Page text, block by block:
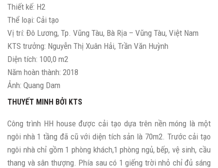
Thiết kế: H2
Thể loại: Cải tạo
Vị trí: Đô Lương, Tp. Vũng Tàu, Bà Rịa – Vũng Tàu, Việt Nam
KTS trưởng: Nguyễn Thị Xuân Hải, Trần Văn Huỳnh
Diện tích: 100,0 m2
Năm hoàn thành: 2018
Ảnh: Quang Dam
THUYẾT MINH BỞI KTS
Công trình HH house được cải tạo dựa trên nền móng là một
ngôi nhà 1 tầng đã cũ với diện tích sản là 70m2. Trước cải tạo
ngôi nhà chỉ gồm 1 phòng khách,1 phòng ngủ, bếp, vệ sinh, cầu
thang và sân thượng. Phía sau có 1 giếng trời nhỏ chỉ đủ sáng